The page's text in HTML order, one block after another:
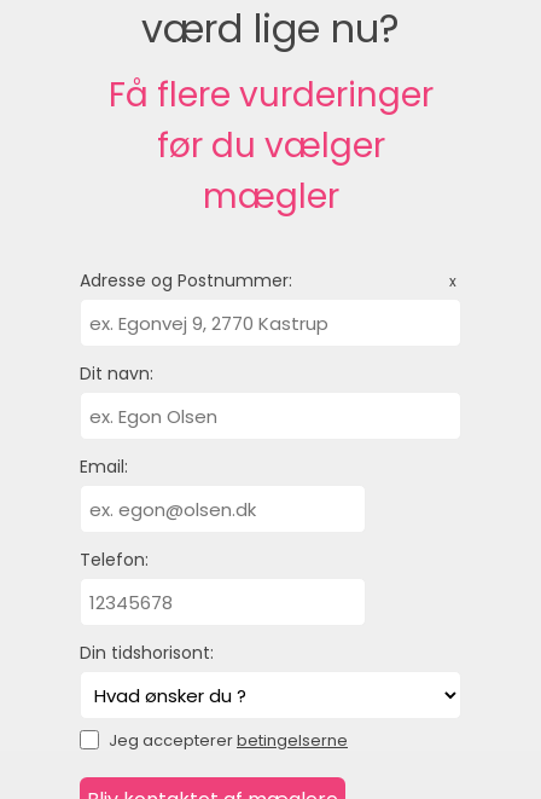
værd lige nu?
Få flere vurderinger
før du vælger
mægler
Adresse og Postnummer: x
Dit navn:
Email:
Telefon:
Din tidshorisont:
Jeg acceptererbetingelserne